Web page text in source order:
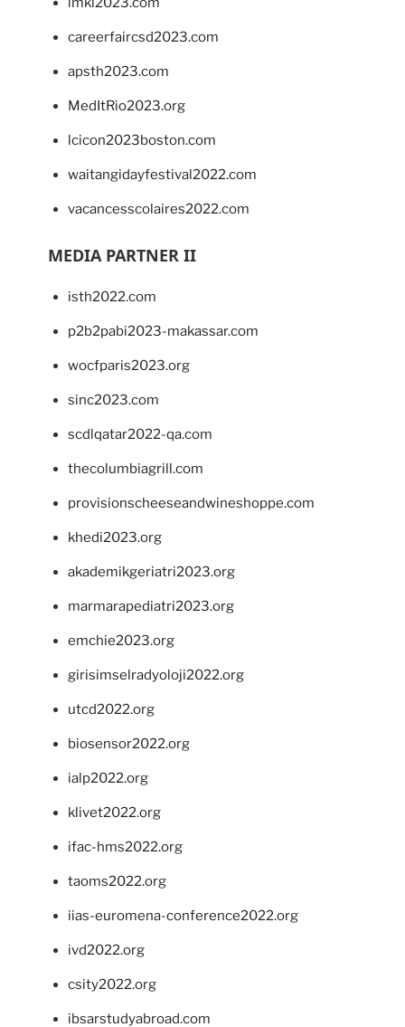
careerfaircsd2023.com
apsth2023.com
MedItRio2023.org
lcicon2023boston.com
waitangidayfestival2022.com
vacancesscolaires2022.com
MEDIA PARTNER II
isth2022.com
p2b2pabi2023-makassar.com
wocfparis2023.org
sinc2023.com
scdlqatar2022-qa.com
thecolumbiagrill.com
provisionscheeseandwineshoppe.com
khedi2023.org
akademikgeriatri2023.org
marmarapediatri2023.org
emchie2023.org
girisimselradyoloji2022.org
utcd2022.org
biosensor2022.org
ialp2022.org
klivet2022.org
ifac-hms2022.org
taoms2022.org
iias-euromena-conference2022.org
ivd2022.org
csity2022.org
ibsarstudyabroad.com